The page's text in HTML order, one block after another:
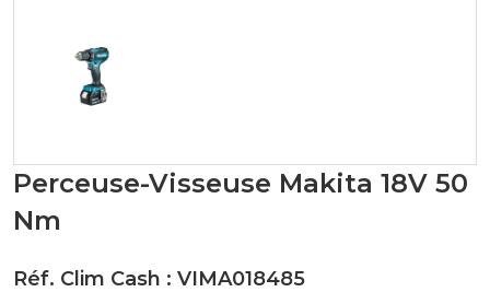
Perceuse-Visseuse Makita 18V 50
Nm
Réf. Clim Cash : VIMA018485